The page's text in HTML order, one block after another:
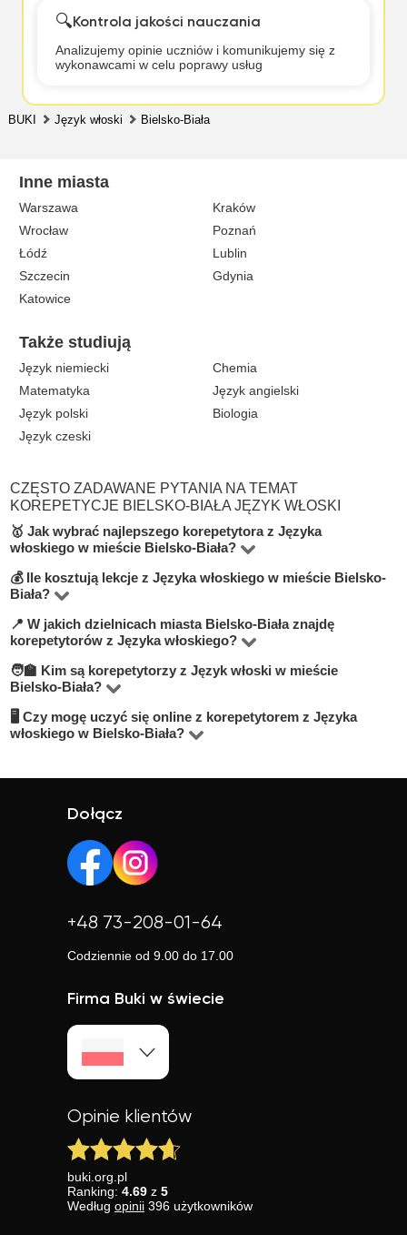
🔍Kontrola jakości nauczania
Analizujemy opinie uczniów i komunikujemy się z
wykonawcami w celu poprawy usług
BUKI Język włoski Bielsko-Biała
Inne miasta
Warszawa
Kraków
Wrocław
Poznań
Łódź
Lublin
Szczecin
Gdynia
Katowice
Także studiują
Język niemiecki
Chemia
Matematyka
Język angielski
Język polski
Biologia
Język czeski
CZĘSTO ZADAWANE PYTANIA NA TEMAT
KOREPETYCJE BIELSKO-BIAŁA JĘZYK WŁOSKI
🥇 Jak wybrać najlepszego korepetytora z Języka
włoskiego w mieście Bielsko-Biała?
Na platformie BUKI znajdziesz 5 korepetytorów
oferujących zajęcia z Język włoski w miejscowości
Bielsko-Biała. Przy wyborze zwróć uwagę na cenę,
Warto szukać korepetytorów z opcją darmowej lekcji
odpowiada.
💰 Ile kosztują lekcje z Języka włoskiego w mieście Bielsko-
Biała?
Ceny zależą od poziomu, doświadczenia korepetytora i
trybu zajęć (online lub stacjonarnie). Średnia cena w
mieście Bielsko-Biała wynosi od 70 do 100 zł/h.
📍 W jakich dzielnicach miasta Bielsko-Biała znajdę
korepetytorów z Języka włoskiego?
Na BUKI możesz znaleźć nauczycieli w niemal
wszystkich dzielnicach miasta Bielsko-Biała. Możesz też
wybrać lekcje online, jeśli zależy Ci na elastyczności.
🧑‍🏫 Kim są korepetytorzy z Język włoski w mieście
Bielsko-Biała?
Na BUKI znajdziesz wykwalifikowanych nauczycieli,
studentów oraz praktyków z doświadczeniem. Średnia
🖥 Czy mogę uczyć się online z korepetytorem z Języka
włoskiego w Bielsko-Biała?
Online możesz uczyć się w elastyczny sposób,
niezależnie od lokalizacji.
Dołącz
+48 73-208-01-64
Codziennie od 9.00 do 17.00
Firma Buki w świecie
Opinie klientów
buki.org.pl
Ranking: 4.69 z 5
Według opinii 396 użytkowników